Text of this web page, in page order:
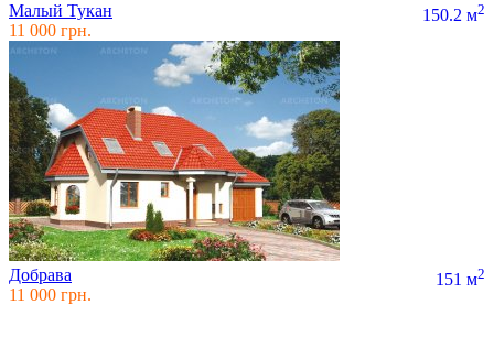
Малый Тукан 150.2 м2
11 000 грн.
Добрава 151 м2
11 000 грн.